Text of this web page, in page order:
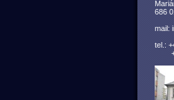
686
mail:
tel.: